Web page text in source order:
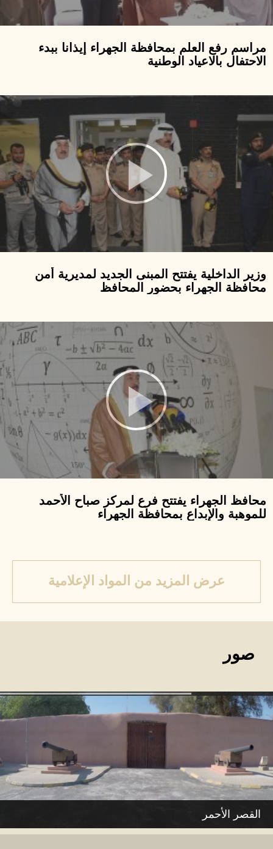
مراسم رفع العلم بمحافظة الجهراء إيذانا ببدء
الاحتفال بالاعياد الوطنية
وزير الداخلية يفتتح المبنى الجديد لمديرية أمن
محافظة الجهراء بحضور المحافظ
محافظ الجهراء يفتتح فرع لمركز صباح الأحمد
للموهبة والإبداع بمحافظة الجهراء
عرض المزيد من المواد الإعلامية
صور
القصر الأحمر